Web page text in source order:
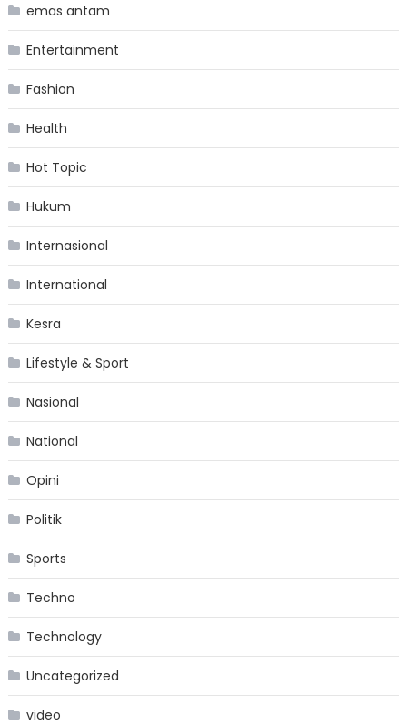
emas antam
Entertainment
Fashion
Health
Hot Topic
Hukum
Internasional
International
Kesra
Lifestyle & Sport
Nasional
National
Opini
Politik
Sports
Techno
Technology
Uncategorized
video